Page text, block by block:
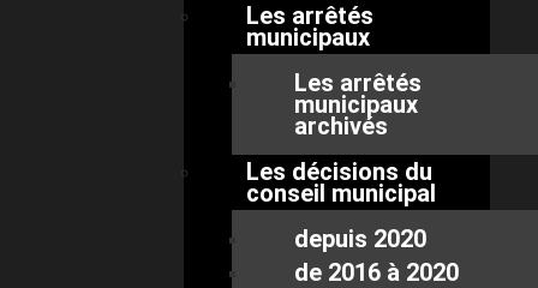
Les arrêtés
municipaux
Les arrêtés
municipaux
archivés
Les décisions du
conseil municipal
depuis 2020
de 2016 à 2020